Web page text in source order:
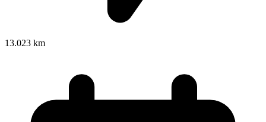
13.023 km